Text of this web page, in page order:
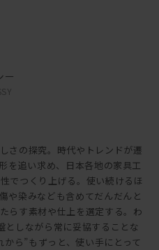
ー
さの探究。時代やトレンドが遷
を追い求め、日本各地の家具工
でつくり上げる。使い続けるほ
や染みなども含めてだんだんと
らす素材や仕上を選定する。わ
としながら常に妥協することな
ら”もずっと、使い手にとって